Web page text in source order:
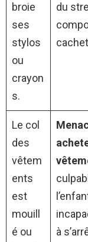
broie
ses
stylos
ou
crayon
s.
du
Le col
des
vêtem
ents
est
mouill
é ou
à